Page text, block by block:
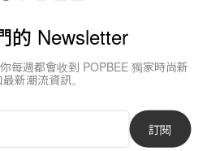
的 Newsletter
每週都會收到 POPBEE 獨家時尚新
新潮流資訊。
訂閱